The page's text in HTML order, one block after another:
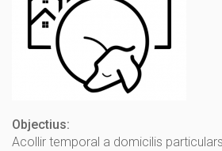
Objectius:
Acollir temporal a domicilis